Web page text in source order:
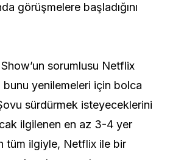
görüşmelere başladığını
sorumlusu Netflix
yenilemeleri için bolca
sürdürmek isteyeceklerini
ilgilenen en az 3-4 yer
tüm ilgiyle, Netflix ile bir